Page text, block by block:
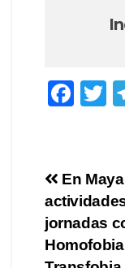
F
e
b
o
o
T
de
En
jornadas